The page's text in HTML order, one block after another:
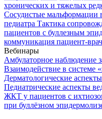
хронических и тяжелых
Сосудистые мальформации
педиатра Тактика
пациентов с буллезным
коммуникация пациент-врач
Вебинары
Амбулаторное наблюдение
Взаимодействие в системе
Дерматологические
Педиатрические аспекты
ЖКТ у пациентов с
при буллёзном